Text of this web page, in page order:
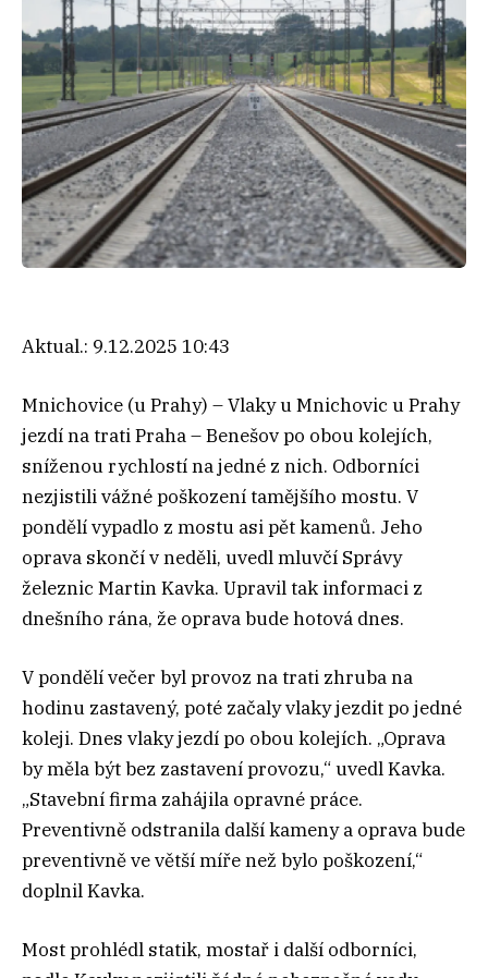
Aktual.: 9.12.2025 10:43
Mnichovice (u Prahy) – Vlaky u Mnichovic u Prahy
jezdí na trati Praha – Benešov po obou kolejích,
sníženou rychlostí na jedné z nich. Odborníci
nezjistili vážné poškození tamějšího mostu. V
pondělí vypadlo z mostu asi pět kamenů. Jeho
oprava skončí v neděli, uvedl mluvčí Správy
železnic Martin Kavka. Upravil tak informaci z
dnešního rána, že oprava bude hotová dnes.
V pondělí večer byl provoz na trati zhruba na
hodinu zastavený, poté začaly vlaky jezdit po jedné
koleji. Dnes vlaky jezdí po obou kolejích. „Oprava
by měla být bez zastavení provozu,“ uvedl Kavka.
„Stavební firma zahájila opravné práce.
Preventivně odstranila další kameny a oprava bude
preventivně ve větší míře než bylo poškození,“
doplnil Kavka.
Most prohlédl statik, mostař i další odborníci,